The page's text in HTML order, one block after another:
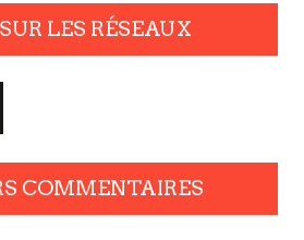
LES RÉSEAUX
COMMENTAIRES